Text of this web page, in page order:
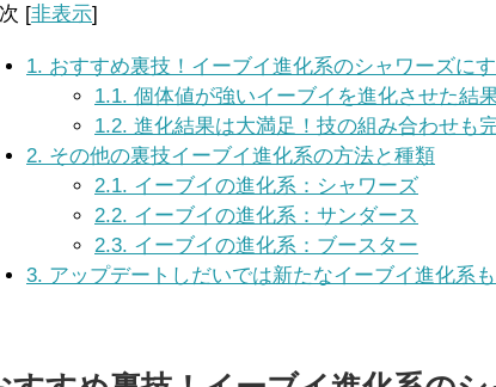
[非表示]
1. おすすめ裏技！イーブイ進化系のシャワーズに
1.1. 個体値が強いイーブイを進化させた結
1.2. 進化結果は大満足！技の組み合わせも
2. その他の裏技イーブイ進化系の方法と種類
2.1. イーブイの進化系：シャワーズ
2.2. イーブイの進化系：サンダース
2.3. イーブイの進化系：ブースター
3. アップデートしだいでは新たなイーブイ進化系も